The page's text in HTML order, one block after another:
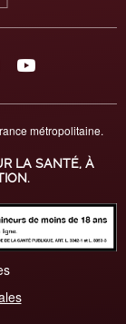
métropolitaine.
LA SANTÉ, À